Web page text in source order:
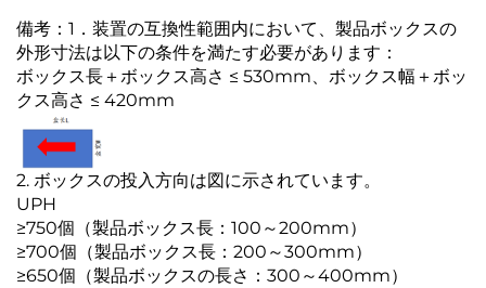
備考：1．装置の互換性範囲内において、製品ボックスの
外形寸法は以下の条件を満たす必要があります：
ボックス長＋ボックス高さ ≤ 530mm、ボックス幅＋ボッ
クス高さ ≤ 420mm
2. ボックスの投入方向は図に示されています。
UPH
≥750個（製品ボックス長：100～200mm）
≥700個（製品ボックス長：200～300mm）
≥650個（製品ボックスの長さ：300～400mm）